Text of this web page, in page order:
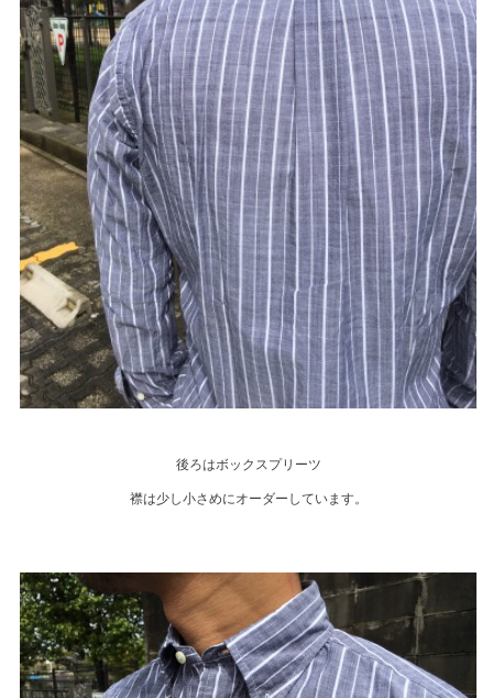
後ろはボックスプリーツ
襟は少し小さめにオーダーしています。